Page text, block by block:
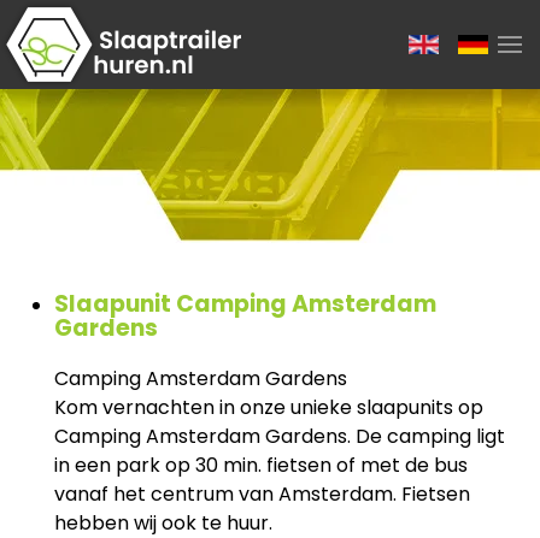
Slaapunit Camping Amsterdam
Gardens
Camping Amsterdam Gardens
Kom vernachten in onze unieke slaapunits op
Camping Amsterdam Gardens. De camping ligt
in een park op 30 min. fietsen of met de bus
vanaf het centrum van Amsterdam. Fietsen
hebben wij ook te huur.